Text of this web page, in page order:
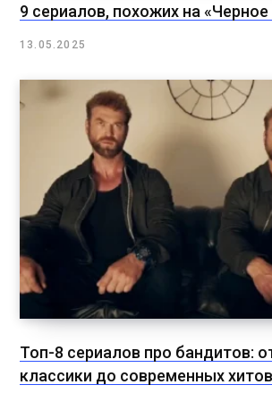
9 сериалов, похожих на «Черное
13.05.2025
Топ-8 сериалов про бандитов:
классики до современных хитов